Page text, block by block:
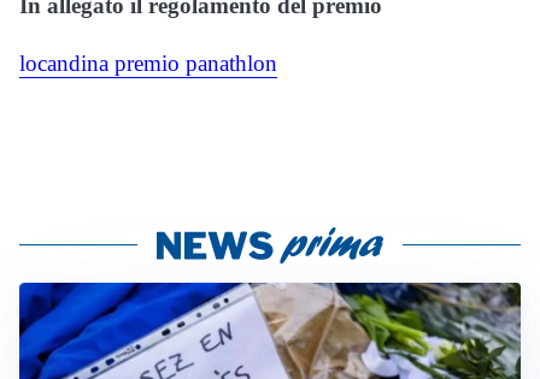
In allegato il regolamento del premio
locandina premio panathlon